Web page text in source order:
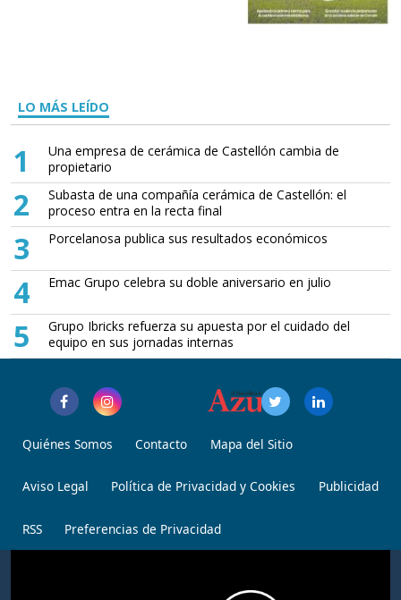
LO MÁS LEÍDO
1
Una empresa de cerámica de Castellón cambia de
propietario
2
Subasta de una compañía cerámica de Castellón: el
proceso entra en la recta final
3 Porcelanosa publica sus resultados económicos
4 Emac Grupo celebra su doble aniversario en julio
5
Grupo Ibricks refuerza su apuesta por el cuidado del
equipo en sus jornadas internas
Quiénes Somos Contacto Mapa del Sitio
Aviso Legal Política de Privacidad y Cookies Publicidad
RSS Preferencias de Privacidad